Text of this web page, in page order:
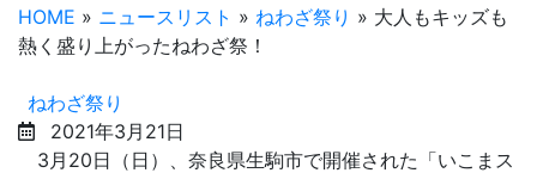
HOME » ニュースリスト » ねわざ祭り » 大人もキッズも
熱く盛り上がったねわざ祭！
ねわざ祭り
2021年3月21日
3月20日（日）、奈良県生駒市で開催された「いこまス